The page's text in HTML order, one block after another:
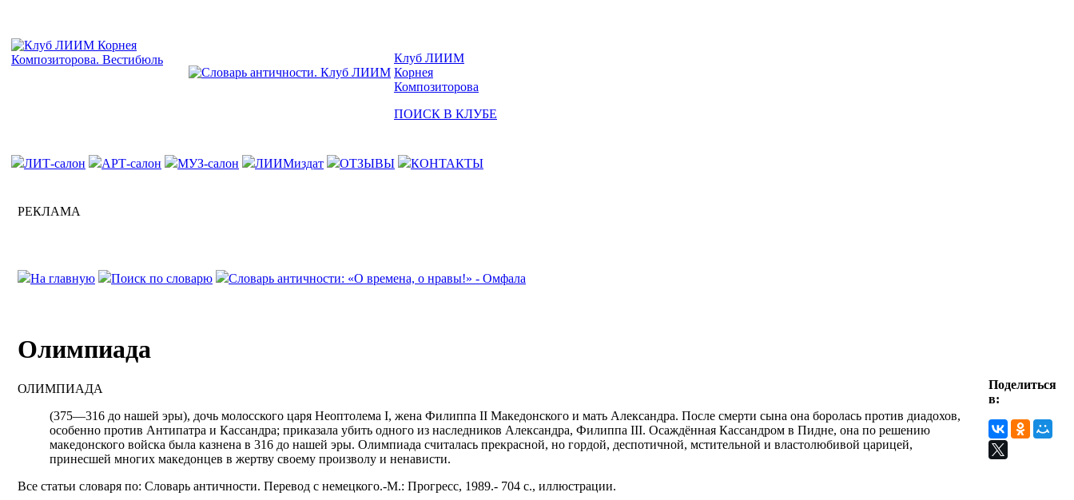
Клуб ЛИИМ
Корнея
Композиторова
ПОИСК В КЛУБЕ
ЛИТ-салон АРТ-салон МУЗ-салон ЛИИМиздат ОТЗЫВЫ КОНТАКТЫ
РЕКЛАМА
На главную Поиск по словарю Словарь античности: «О времена, о нравы!» - Омфала
Олимпиада
ОЛИМПИАДА
(375—316 до нашей эры), дочь молосского царя Неоптолема I, жена Филиппа II Македонского и мать Александра. После смерти сына она боролась против диадохов,
особенно против Антипатра и Кассандра; приказала убить одного из наследников Александра, Филиппа III. Осаждённая Кассандром в Пидне, она по решению
македонского войска была казнена в 316 до нашей эры. Олимпиада считалась прекрасной, но гордой, деспотичной, мстительной и властолюбивой царицей,
принесшей многих македонцев в жертву своему произволу и ненависти.
Все статьи словаря по: Словарь античности. Перевод с немецкого.-М.: Прогресс, 1989.- 704 с., иллюстрации.
Поделиться
в: